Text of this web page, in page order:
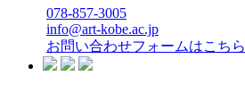
078-857-3005
info@art-kobe.ac.jp
お問い合わせフォームはこちら